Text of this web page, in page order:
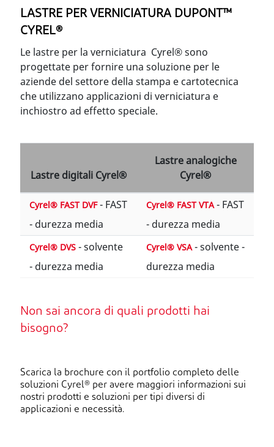
LASTRE PER VERNICIATURA DUPONT™
CYREL®
Le lastre per la verniciatura Cyrel® sono
progettate per fornire una soluzione per le
aziende del settore della stampa e cartotecnica
che utilizzano applicazioni di verniciatura e
inchiostro ad effetto speciale.
Lastre digitali Cyrel®
Lastre analogiche
Cyrel®
Cyrel® FAST DVF- FAST
- durezza media
Cyrel® FAST VTA- FAST
- durezza media
Cyrel® DVS - solvente
- durezza media
Cyrel® VSA - solvente -
durezza media
Non sai ancora di quali prodotti hai
bisogno?
Scarica la brochure con il portfolio completo delle
soluzioni Cyrel® per avere maggiori informazioni sui
nostri prodotti e soluzioni per tipi diversi di
applicazioni e necessità.